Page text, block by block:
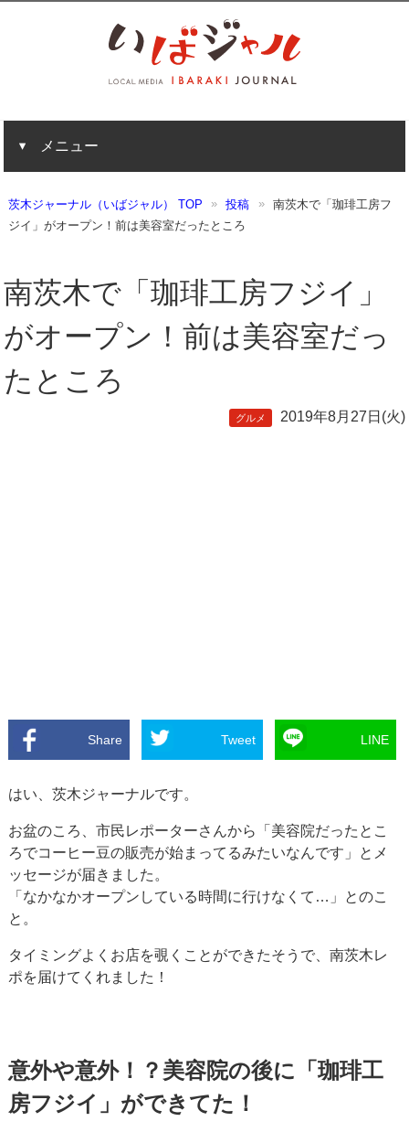
メニュー
茨木ジャーナル（いばジャル） TOP 投稿
南茨木で「珈琲工房フ
ジイ」がオープン！前は美容室だったところ
南茨木で「珈琲工房フジイ」
がオープン！前は美容室だっ
たところ
グルメ 2019年8月27日(火)
Share Tweet LINE
はい、茨木ジャーナルです。
お盆のころ、市民レポーターさんから「美容院だったとこ
ろでコーヒー豆の販売が始まってるみたいなんです」とメ
ッセージが届きました。
「なかなかオープンしている時間に行けなくて…」とのこ
と。
タイミングよくお店を覗くことができたそうで、南茨木レ
ポを届けてくれました！
意外や意外！？美容院の後に「珈琲工
房フジイ」ができてた！